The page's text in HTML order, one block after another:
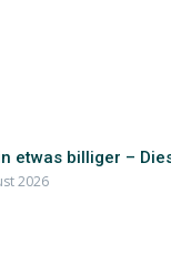
etwas billiger –
2026